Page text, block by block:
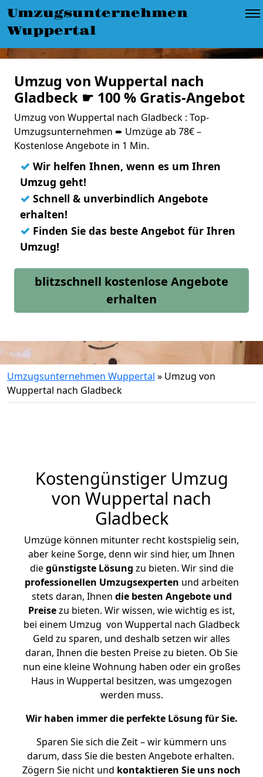
Umzugsunternehmen
Wuppertal
Umzug von Wuppertal nach
Gladbeck ☛ 100 % Gratis-Angebot
Umzug von Wuppertal nach Gladbeck : Top-
Umzugsunternehmen ➨ Umzüge ab 78€ –
Kostenlose Angebote in 1 Min.
✓ Wir helfen Ihnen, wenn es um Ihren
Umzug geht!
✓ Schnell & unverbindlich Angebote
erhalten!
✓ Finden Sie das beste Angebot für Ihren
Umzug!
blitzschnell kostenlose Angebote
erhalten
Umzugsunternehmen Wuppertal » Umzug von
Wuppertal nach Gladbeck
Kostengünstiger Umzug
von Wuppertal nach
Gladbeck
Umzüge können mitunter recht kostspielig sein,
aber keine Sorge, denn wir sind hier, um Ihnen
diegünstigste Lösung zu bieten. Wir sind die
professionellen Umzugsexperten und arbeiten
stets daran, Ihnen die besten Angebote und
Preisezu bieten. Wir wissen, wie wichtig es ist,
bei einem Umzug von Wuppertal nach Gladbeck
Geld zu sparen, und deshalb setzen wir alles
daran, Ihnen die besten Preise zu bieten. Ob Sie
nun eine kleine Wohnung haben oder ein großes
Haus in Wuppertal besitzen, was umgezogen
werden muss.
Wir haben immer die perfekte Lösung für Sie.
Sparen Sie sich die Zeit – wir kümmern uns
darum, dass Sie die besten Angebote erhalten.
Zögern Sie nicht und kontaktieren Sie uns noch